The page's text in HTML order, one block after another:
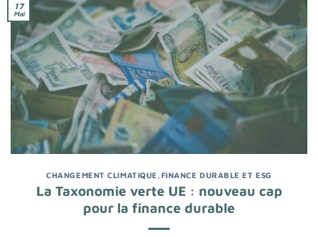
17
Mai
CHANGEMENT CLIMATIQUE FINANCE DURABLE ET ESG
La Taxonomie verte UE : nouveau cap
pour la finance durable